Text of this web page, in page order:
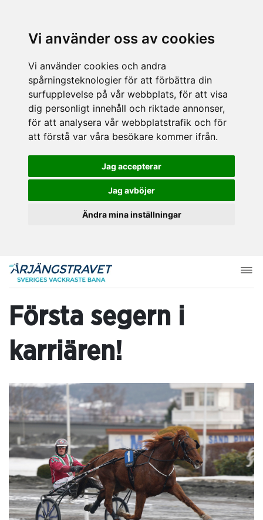
Vi använder oss av cookies
Vi använder cookies och andra
spårningsteknologier för att förbättra din
surfupplevelse på vår webbplats, för att visa
dig personligt innehåll och riktade annonser,
för att analysera vår webbplatstrafik och för
att förstå var våra besökare kommer ifrån.
Jag accepterar
Jag avböjer
Ändra mina inställningar
Första segern i
karriären!